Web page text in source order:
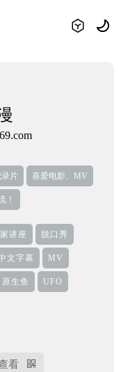
片 喜爱电影、MV
！
讲座 脱口秀
文字幕 MV
原生鱼 UFO
看